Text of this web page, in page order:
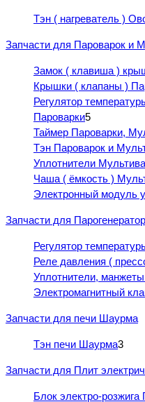
Тэн ( нагреватель )
Запчасти для Пароварок и
Замок ( клавиша )
Крышки ( клапаны )
Регулятор
Пароварки5
Таймер Пароварки,
Тэн Пароварок и
Уплотнители
Чаша ( ёмкость )
Электронный модуль
Запчасти для
Регулятор
Реле давления (
Уплотнители,
Электромагнитный
Запчасти для печи Шаурма
Тэн печи Шаурма3
Запчасти для Плит
Блок электро-розжига